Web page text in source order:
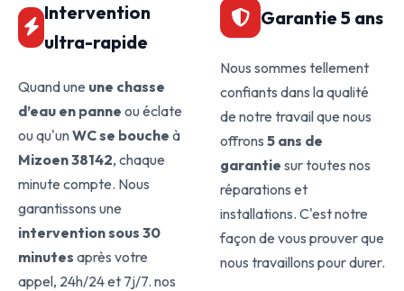
Intervention
ultra-rapide
Quand une une chasse
d’eau en panne ou éclate
ou qu'unWC se bouche à
Mizoen 38142, chaque
minute compte. Nous
garantissons une
intervention sous 30
minutes après votre
appel, 24h/24 et 7j/7. nos
Garantie 5 ans
Nous sommes tellement
confiants dans la qualité
de notre travail que nous
offrons 5 ans de
garantie sur toutes nos
réparations et
installations. C'est notre
façon de vous prouver que
nous travaillons pour durer.